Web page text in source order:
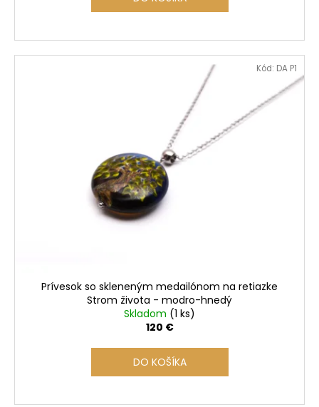
Prívesok so skleneným medailónom na retiazke
Strom života - modro-hnedý
Skladom (1 ks)
120 €
DO KOŠÍKA
Kód: DA P1